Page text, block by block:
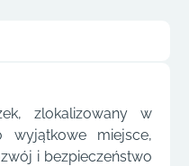
zlokalizowany w
wyjątkowe miejsce,
i bezpieczeństwo